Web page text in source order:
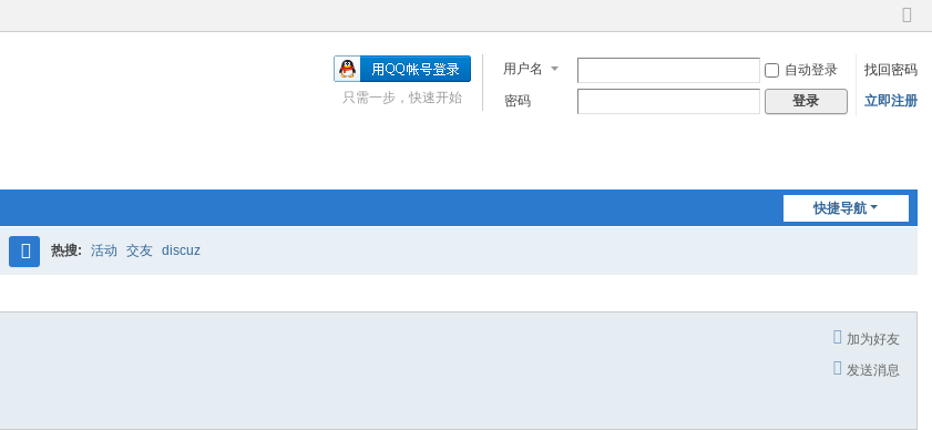
切
到
窄
用户名 自动登录
找回密码
密码
登录 立即注册
只需一步，快速开始
快捷导航
索
热搜: 活动 交友 discuz
加为好友
发送消息